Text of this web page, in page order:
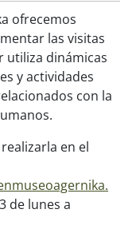
ofrecemos
las visitas
utiliza dinámicas
y actividades
con la
en el
de lunes a